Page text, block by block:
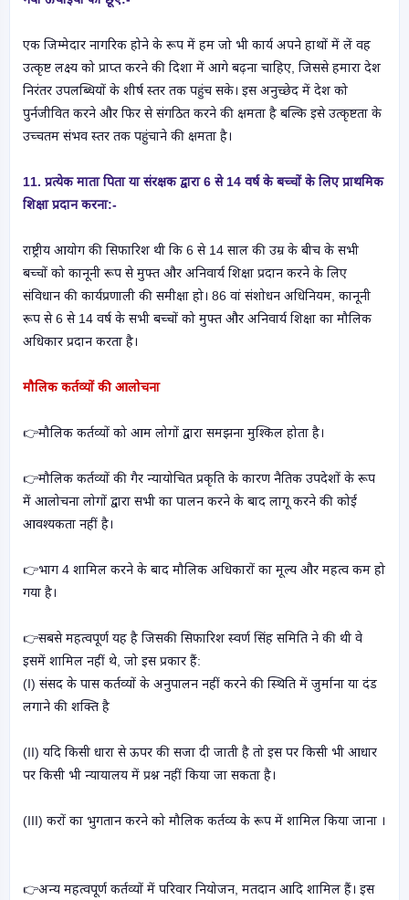
एक जिम्मेदार नागरिक होने के रूप में हम जो भी कार्य अपने हाथों में लें वह
उत्कृष्ट लक्ष्य को प्राप्त करने की दिशा में आगे बढ़ना चाहिए, जिससे हमारा देश
निरंतर उपलब्धियों के शीर्ष स्तर तक पहुंच सके। इस अनुच्छेद में देश को
पुर्नजीवित करने और फिर से संगठित करने की क्षमता है बल्कि इसे उत्कृष्टता के
उच्चतम संभव स्तर तक पहुंचाने की क्षमता है।
11. प्रत्येक माता पिता या संरक्षक द्वारा 6 से 14 वर्ष के बच्चों के लिए प्राथमिक
शिक्षा प्रदान करना:-
राष्ट्रीय आयोग की सिफारिश थी कि 6 से 14 साल की उम्र के बीच के सभी
बच्चों को कानूनी रूप से मुफ्त और अनिवार्य शिक्षा प्रदान करने के लिए
संविधान की कार्यप्रणाली की समीक्षा हो। 86 वां संशोधन अधिनियम, कानूनी
रूप से 6 से 14 वर्ष के सभी बच्चों को मुफ्त और अनिवार्य शिक्षा का मौलिक
अधिकार प्रदान करता है।
मौलिक कर्तव्यों की आलोचना
👉मौलिक कर्तव्यों को आम लोगों द्वारा समझना मुश्किल होता है।
👉मौलिक कर्तव्यों की गैर न्यायोचित प्रकृति के कारण नैतिक उपदेशों के रूप
में आलोचना लोगों द्वारा सभी का पालन करने के बाद लागू करने की कोई
आवश्यकता नहीं है।
👉भाग 4 शामिल करने के बाद मौलिक अधिकारों का मूल्य और महत्व कम हो
गया है।
👉सबसे महत्वपूर्ण यह है जिसकी सिफारिश स्वर्ण सिंह समिति ने की थी वे
इसमें शामिल नहीं थे, जो इस प्रकार हैं:
(I) संसद के पास कर्तव्यों के अनुपालन नहीं करने की स्थिति में जुर्माना या दंड
लगाने की शक्ति है
(II) यदि किसी धारा से ऊपर की सजा दी जाती है तो इस पर किसी भी आधार
पर किसी भी न्यायालय में प्रश्न नहीं किया जा सकता है।
(III) करों का भुगतान करने को मौलिक कर्तव्य के रूप में शामिल किया जाना ।
👉अन्य महत्वपूर्ण कर्तव्यों में परिवार नियोजन, मतदान आदि शामिल हैं। इस